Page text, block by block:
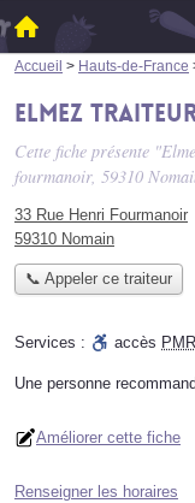
Accueil > Hauts-de-France
Elmez
Cette fiche présente
fourmanoir, 59310
33 Rue Henri Fourmanoir
59310 Nomain
📞 Appeler ce traiteur
Services : accès PMR
Une personne
Améliorer cette fiche
Renseigner les horaires